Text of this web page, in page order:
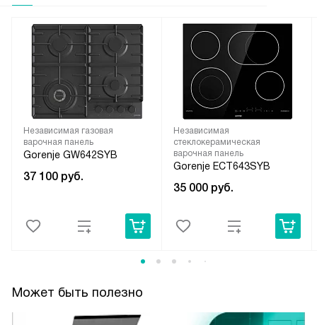
Независимая газовая
варочная панель
Gorenje GW642SYB
37 100 руб.
Независимая
стеклокерамическая
варочная панель
Gorenje ECT643SYB
35 000 руб.
Может быть полезно